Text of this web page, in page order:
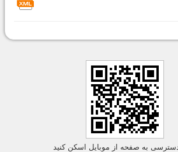
به صفحه از موبایل اسکن کنید